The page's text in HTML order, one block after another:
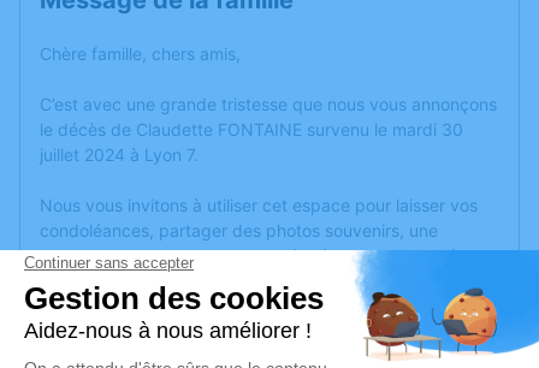
Chère famille, chers amis,
C’est avec une grande tristesse que nous vous annonçons
le décès de Claudette FONTAINE survenu le mardi 30
juillet 2024 à Lyon 7.
Nous vous invitons à utiliser cet espace pour laisser vos
condoléances, partager des photos souvenirs, une
anecdote ou exprimer vos pensées à travers des poèmes
ou des textes. Cet endroit est un lieu d'expression dédié à
honorer la mémoire de Claudette FONTAINE.
Un service de plantation d’arbre hommage estdisponible